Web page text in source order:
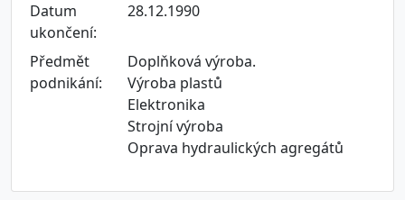
Datum
ukončení:
28.12.1990
Předmět
podnikání:
Doplňková výroba.
Výroba plastů
Elektronika
Strojní výroba
Oprava hydraulických agregátů